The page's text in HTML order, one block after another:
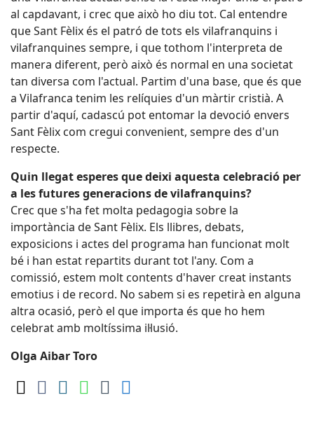
al capdavant, i crec que això ho diu tot. Cal entendre
que Sant Fèlix és el patró de tots els vilafranquins i
vilafranquines sempre, i que tothom l'interpreta de
manera diferent, però això és normal en una societat
tan diversa com l'actual. Partim d'una base, que és que
a Vilafranca tenim les relíquies d'un màrtir cristià. A
partir d'aquí, cadascú pot entomar la devoció envers
Sant Fèlix com cregui convenient, sempre des d'un
respecte.
Quin llegat esperes que deixi aquesta celebració per
a les futures generacions de vilafranquins?
Crec que s'ha fet molta pedagogia sobre la
importància de Sant Fèlix. Els llibres, debats,
exposicions i actes del programa han funcionat molt
bé i han estat repartits durant tot l'any. Com a
comissió, estem molt contents d'haver creat instants
emotius i de record. No sabem si es repetirà en alguna
altra ocasió, però el que importa és que ho hem
celebrat amb moltíssima il·lusió.
Olga Aibar Toro